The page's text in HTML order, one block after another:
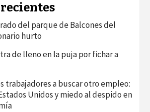
del parque de Balcones del
hurto
de lleno en la puja por fichar a
trabajadores a buscar otro empleo:
Unidos y miedo al despido en